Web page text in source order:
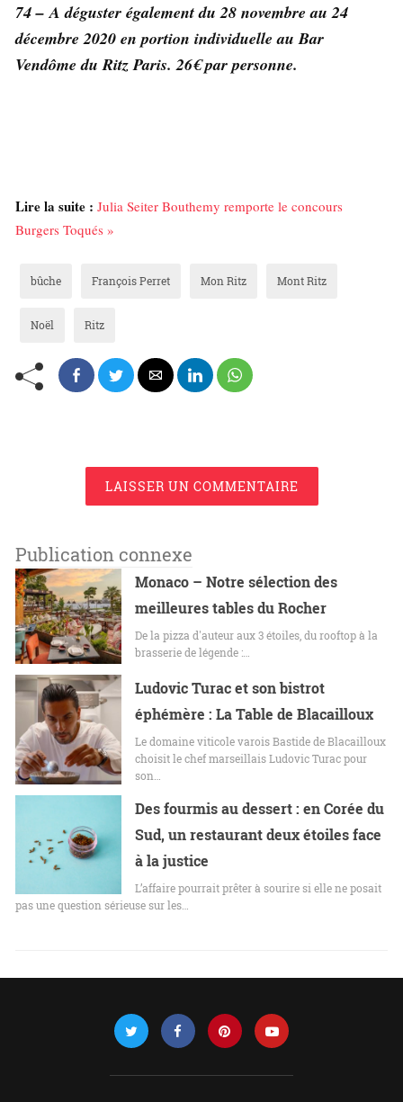
74 –A déguster également du 28 novembre au 24
décembre 2020 en portion individuelle au Bar
Vendôme du Ritz Paris. 26€ par personne.
Lire la suite : Julia Seiter Bouthemy remporte le concours
Burgers Toqués »
bûche François Perret Mon Ritz Mont Ritz
Noël Ritz
LAISSER UN COMMENTAIRE
Publication connexe
Monaco – Notre sélection des
meilleures tables du Rocher
De la pizza d'auteur aux 3 étoiles, du rooftop à la
brasserie de légende :…
Ludovic Turac et son bistrot
éphémère : La Table de Blacailloux
Le domaine viticole varois Bastide de Blacailloux
choisit le chef marseillais Ludovic Turac pour
son…
Des fourmis au dessert : en Corée du
Sud, un restaurant deux étoiles face
à la justice
L’affaire pourrait prêter à sourire si elle ne posait
pas une question sérieuse sur les…